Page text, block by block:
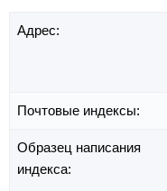
Адрес:
Почтовые индексы:
Образец написания
индекса: